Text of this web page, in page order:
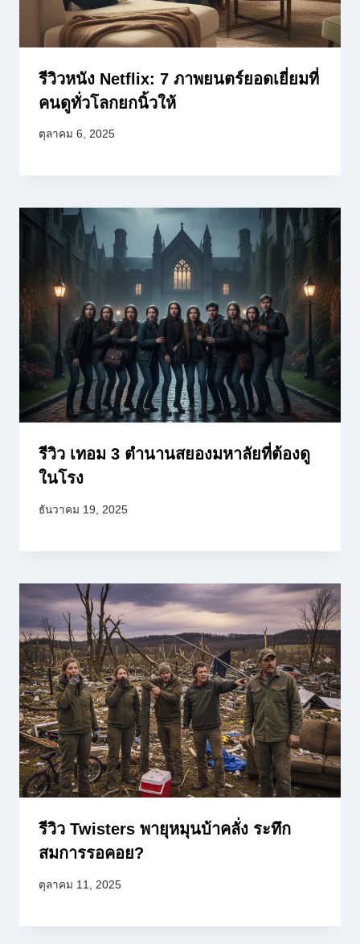
รีวิวหนัง Netflix: 7 ภาพยนตร์ยอดเยี่ยมที่
คนดูทั่วโลกยกนิ้วให้
ตุลาคม 6, 2025
รีวิว เทอม 3 ตำนานสยองมหาลัยที่ต้องดู
ในโรง
ธันวาคม 19, 2025
รีวิว Twisters พายุหมุนบ้าคลั่ง ระทึก
สมการรอคอย?
ตุลาคม 11, 2025